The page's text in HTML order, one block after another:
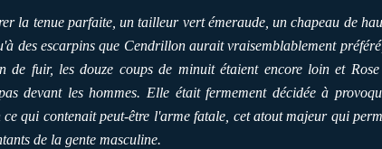
la tenue parfaite, un tailleur vert émeraude, un chapeau de
des escarpins que Cendrillon aurait vraisemblablement
de fuir, les douze coups de minuit étaient encore loin et
devant les hommes. Elle était fermement décidée à
qui contenait peut-être l'arme fatale, cet atout majeur qui
de la gente masculine.